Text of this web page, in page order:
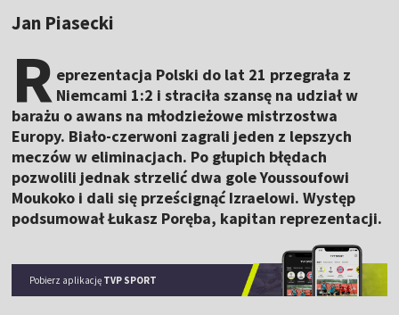
Jan Piasecki
R eprezentacja Polski do lat 21 przegrała z
Niemcami 1:2 i straciła szansę na udział w
barażu o awans na młodzieżowe mistrzostwa
Europy. Biało-czerwoni zagrali jeden z lepszych
meczów w eliminacjach. Po głupich błędach
pozwolili jednak strzelić dwa gole Youssoufowi
Moukoko i dali się prześcignąć Izraelowi. Występ
podsumował Łukasz Poręba, kapitan reprezentacji.
Pobierz aplikację TVP SPORT